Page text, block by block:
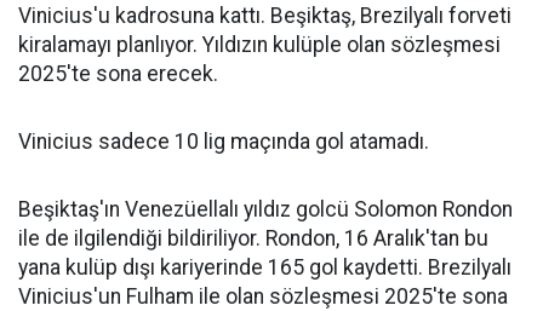
Vinicius'u kadrosuna kattı. Beşiktaş, Brezilyalı forveti
kiralamayı planlıyor. Yıldızın kulüple olan sözleşmesi
2025'te sona erecek.
Vinicius sadece 10 lig maçında gol atamadı.
Beşiktaş'ın Venezüellalı yıldız golcü Solomon Rondon
ile de ilgilendiği bildiriliyor. Rondon, 16 Aralık'tan bu
yana kulüp dışı kariyerinde 165 gol kaydetti. Brezilyalı
Vinicius'un Fulham ile olan sözleşmesi 2025'te sona